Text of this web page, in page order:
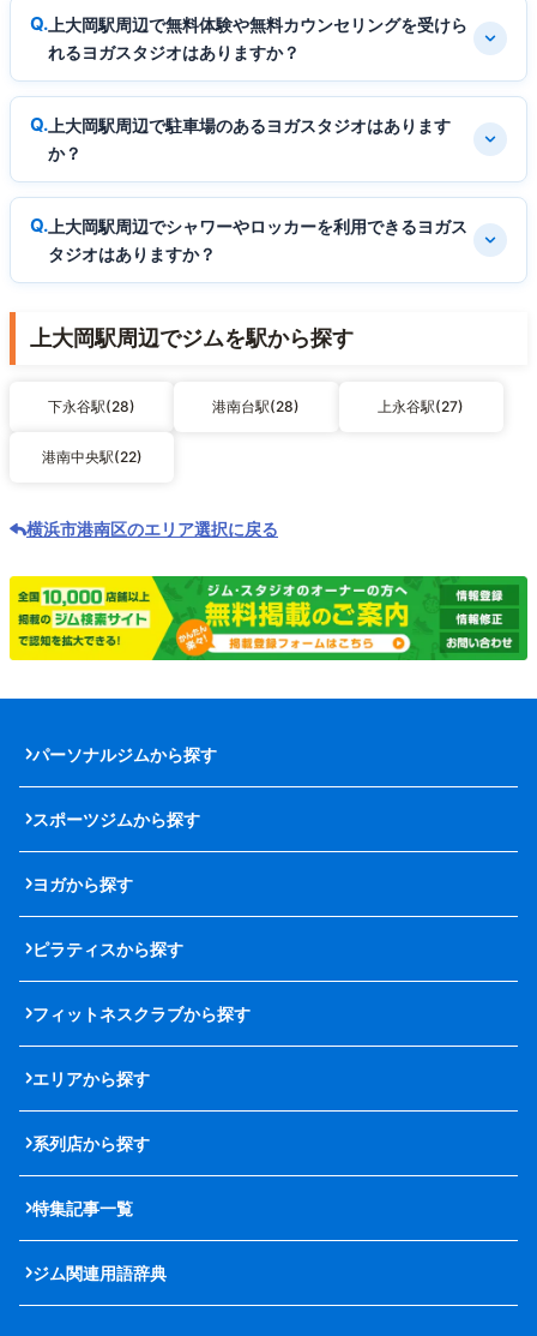
上大岡駅周辺で無料体験や無料カウンセリングを受けら
れるヨガスタジオはありますか？
上大岡駅周辺で駐車場のあるヨガスタジオはあります
か？
上大岡駅周辺でシャワーやロッカーを利用できるヨガス
タジオはありますか？
上大岡駅周辺でジムを駅から探す
下永谷駅(28) 港南台駅(28) 上永谷駅(27)
港南中央駅(22)
横浜市港南区のエリア選択に戻る
パーソナルジムから探す
スポーツジムから探す
ヨガから探す
ピラティスから探す
フィットネスクラブから探す
エリアから探す
系列店から探す
特集記事一覧
ジム関連用語辞典